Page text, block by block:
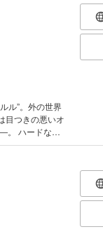
ル”。外の世界
目つきの悪いオ
。 ハードなこ
人々）の物語！
る猫漫画で